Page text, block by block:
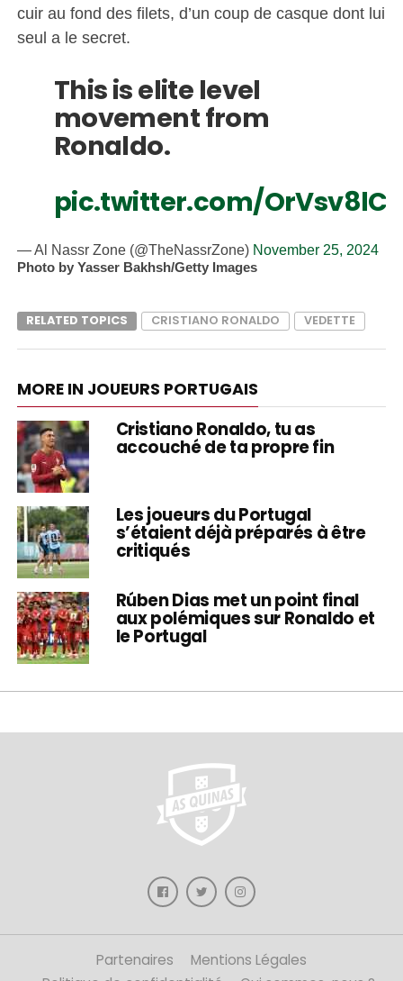
cuir au fond des filets, d’un coup de casque dont lui
seul a le secret.
This is elite level
movement from
Ronaldo.
pic.twitter.com/
— Al Nassr Zone (@TheNassrZone) November 25, 2024
Photo by Yasser Bakhsh/Getty Images
RELATED TOPICS CRISTIANO RONALDO VEDETTE
MORE IN JOUEURS PORTUGAIS
Cristiano Ronaldo, tu as
accouché de ta propre fin
Les joueurs du Portugal
s’étaient déjà préparés à être
critiqués
Rúben Dias met un point final
aux polémiques sur Ronaldo et
le Portugal
Partenaires
Mentions Légales